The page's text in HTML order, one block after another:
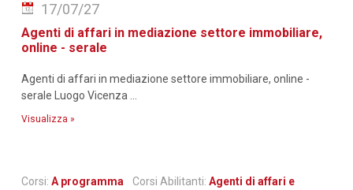
Dettaglio corso di
formazione
Agenti di affari in mediazione settore immobiliare,
online - serale
Agenti di affari in mediazione settore immobiliare, online -
serale Luogo Vicenza ...
Visualizza »
Corsi: A programma Corsi Abilitanti: Agenti di affari e
17/07/27